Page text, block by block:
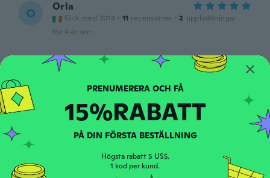
O Orla
Gick med 2018 · 11 recensioner · 2 uppladdningar
för 4 år sen
Carolina
Second time ordering .. these are GREAT!!!
för 4 år sen
K Gick med 2018 recensioner
PRENUMERERA OCH FÅ
15%RABATT
PÅ DIN FÖRSTA BESTÄLLNING
Högsta rabatt 5 US$.
1 kod per kund.